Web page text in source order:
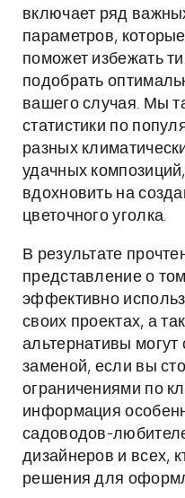
включает ряд
параметров,
поможет избежать
подобрать
вашего случая. Мы
статистики по
разных
удачных
вдохновить на
цветочного уголка.
В результате
представление о
эффективно
своих проектах, а
альтернативы могут
заменой, если вы
ограничениями по
информация
садоводов-
дизайнеров и всех,
решения для